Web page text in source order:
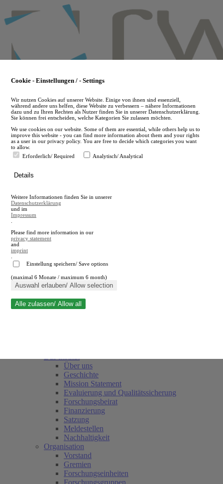
to
main
en
A
A
Suche schließen
Über uns
Geschichte
Mission Statement
Evaluierung und Qualitätssicherung
Forschungsbeirat
Finanzierung
Satzung
Meldestellen
Nachhaltigkeit
Organisation
Vorstand
Gremien
Forschungseinheiten
Forschungsgruppen
Cookie - Einstellungen / - Settings
Wir nutzen Cookies auf unserer Website. Einige von ihnen sind essenziell,
während andere uns helfen, diese Website zu verbessern – nähere Informationen
dazu und zu Ihren Rechten als Nutzer finden Sie in unserer Datenschutzerklärung.
Sie können frei entscheiden, welche Kategorien Sie zulassen möchten.
We use cookies on our website. Some of them are essential, while others help us to
improve this website - you can find more information about them and your rights
as a user in our privacy policy. You are free to decide which categories you want
to allow.
Erforderlich/ Required
Analytisch/ Analytical
Details
Weitere Informationen finden Sie in unserer
Datenschutzerklärung
und im
Impressum
Please find more information in our
privacy statement
and
imprint
Einstellung speichern/ Save options
(maximal 6 Monate / maximum 6 month)
Auswahl erlauben/ Allow selection
Alle zulassen/ Allow all